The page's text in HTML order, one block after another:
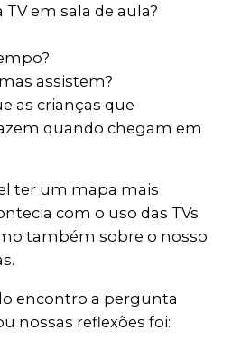
TV em sala de aula?
assistem?
as crianças que
quando chegam em
ter um mapa mais
com o uso das TVs
também sobre o nosso
encontro a pergunta
nossas reflexões foi: